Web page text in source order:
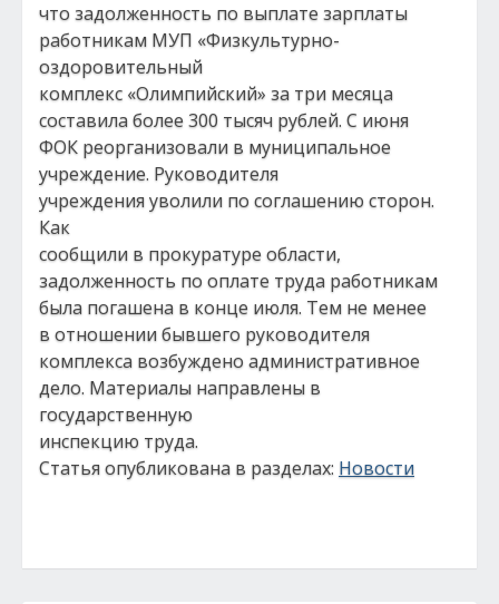
что задолженность по выплате зарплаты
работникам МУП «Физкультурно-
оздоровительный
комплекс «Олимпийский» за три месяца
составила более 300 тысяч рублей. С июня
ФОК реорганизовали в муниципальное
учреждение. Руководителя
учреждения уволили по соглашению сторон.
Как
сообщили в прокуратуре области,
задолженность по оплате труда работникам
была погашена в конце июля. Тем не менее
в отношении бывшего руководителя
комплекса возбуждено административное
дело. Материалы направлены в
государственную
инспекцию труда.
Статья опубликована в разделах: Новости